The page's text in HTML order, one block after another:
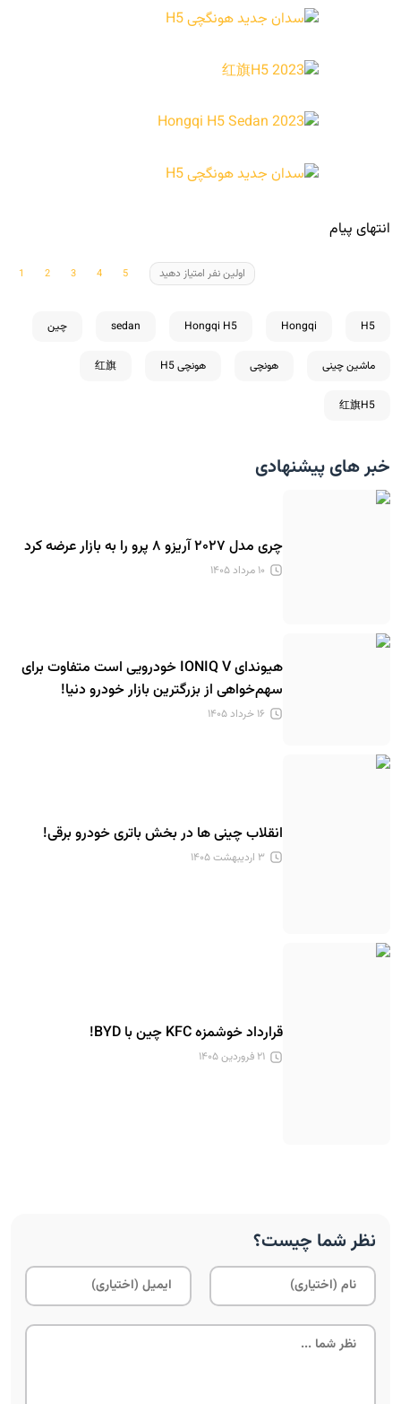
انتهای پیام
اولین نفر امتیاز دهید
H5
Hongqi
Hongqi H5
sedan چین
ماشین چینی هونچی هونچی H5 红旗
红旗H5
خبر های پیشنهادی
چری مدل ۲۰۲۷ آریزو ۸ پرو را به بازار عرضه کرد
۱۰ مرداد ۱۴۰۵
هیوندای IONIQ V خودرویی است متفاوت برای
سهم‌خواهی از بزرگترین بازار خودرو دنیا!
۱۶ خرداد ۱۴۰۵
انقلاب چینی ها در بخش باتری خودرو برقی!
۳ اردیبهشت ۱۴۰۵
قرارداد خوشمزه KFC چین با BYD!
۲۱ فروردین ۱۴۰۵
نظر شما چیست؟